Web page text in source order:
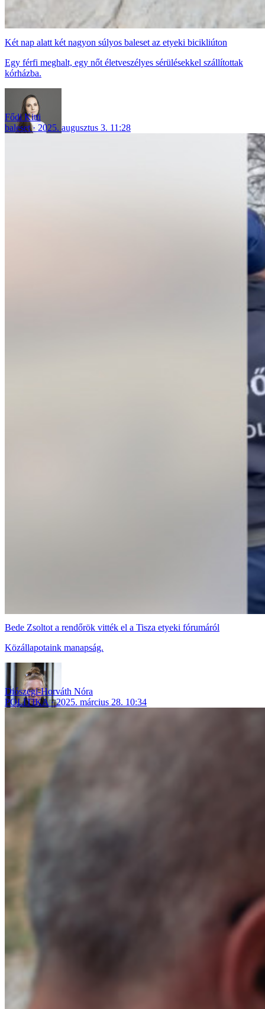
Két nap alatt két nagyon súlyos baleset az etyeki bicikliúton
Egy férfi meghalt, egy nőt életveszélyes sérülésekkel szállítottak
kórházba.
Fődi Kitti
baleset
2025. augusztus 3. 11:28
Bede Zsoltot a rendőrök vitték el a Tisza etyeki fórumáról
Közállapotaink manapság.
Diószegi-Horváth Nóra
POLITIKA
2025. március 28. 10:34